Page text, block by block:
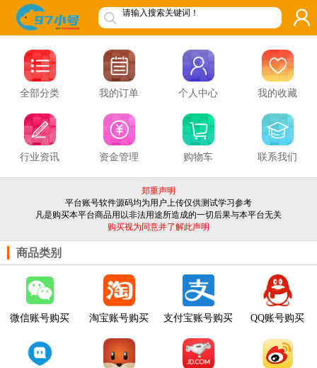
请输入搜索关键词！
全部分类 我的订单 个人中心 我的收藏
行业资讯 资金管理 购物车 联系我们
郑重声明
平台账号软件源码均为用户上传仅供测试学习参考
凡是购买本平台商品用以非法用途所造成的一切后果与本平台无关
购买视为同意并了解此声明
商品类别
微信账号购买 淘宝账号购买 支付宝账号购买 QQ账号购买